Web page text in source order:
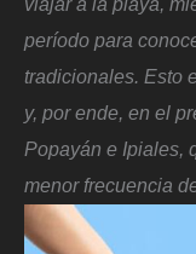
período para
tradicionales. Esto
y, por ende, en el
Popayán e Ipiales,
menor frecuencia